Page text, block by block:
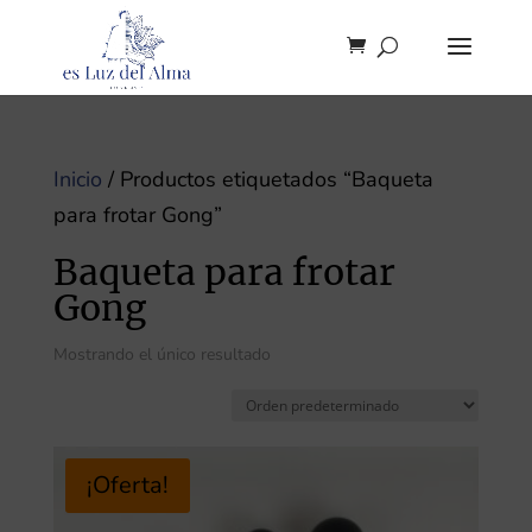
Inicio / Productos etiquetados “Baqueta
para frotar Gong”
Baqueta para frotar
Gong
Mostrando el único resultado
¡Oferta!